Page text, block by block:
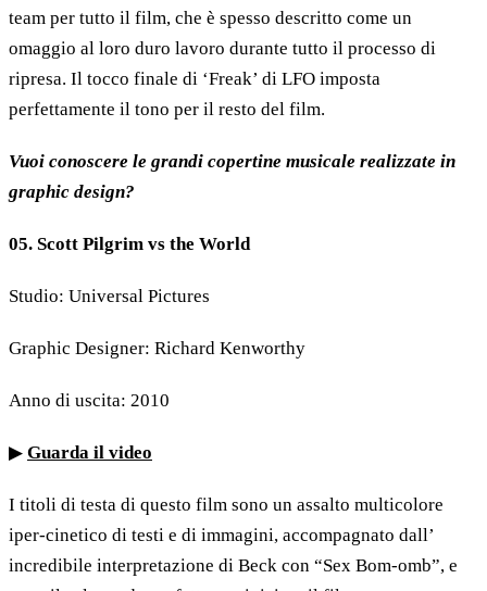
team per tutto il film, che è spesso descritto come un
omaggio al loro duro lavoro durante tutto il processo di
ripresa. Il tocco finale di ‘Freak’ di LFO imposta
perfettamente il tono per il resto del film.
Vuoi conoscere le grandi copertine musicale realizzate in
graphic design?
05. Scott Pilgrim vs the World
Studio: Universal Pictures
Graphic Designer: Richard Kenworthy
Anno di uscita: 2010
▶ Guarda il video
I titoli di testa di questo film sono un assalto multicolore
iper-cinetico di testi e di immagini, accompagnato dall’
incredibile interpretazione di Beck con “Sex Bom-omb”, e